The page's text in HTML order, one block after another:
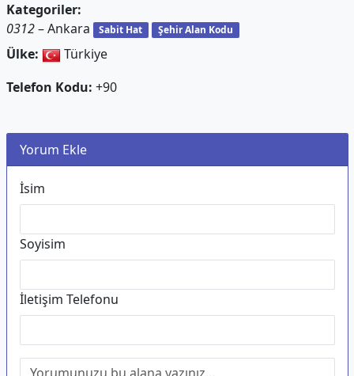
Kategoriler:
0312– Ankara Sabit Hat Şehir Alan Kodu
Ülke:
Türkiye
Telefon Kodu: +90
Yorum Ekle
İsim
Soyisim
İletişim Telefonu